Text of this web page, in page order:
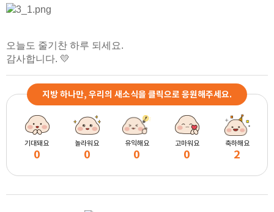
오늘도 줄기찬 하루 되세요.
감사합니다. 💛
지방 하나만, 우리의 새소식을 클릭으로 응원해주세요.
기대돼요
0
놀라워요
0
유익해요
0
고마워요
0
축하해요
2